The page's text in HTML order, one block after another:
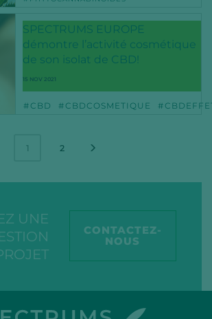
SPECTRUMS EUROPE
démontre l’activité cosmétique
de son isolat de CBD!
15 NOV 2021
CBD CBDCOSMETIQUE
1 2
UNE
CONTACTEZ-
NOUS